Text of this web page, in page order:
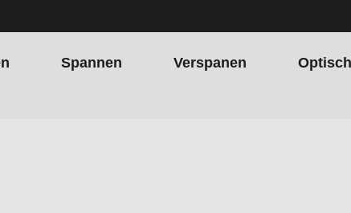
Spannen Verspanen Optisch